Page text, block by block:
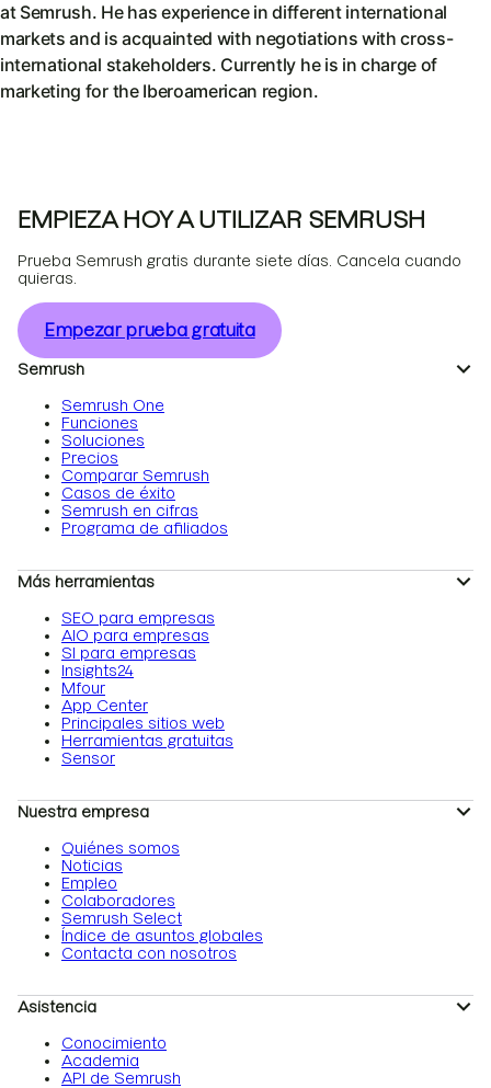
at Semrush. He has experience in different international
markets and is acquainted with negotiations with cross-
international stakeholders. Currently he is in charge of
marketing for the Iberoamerican region.
EMPIEZA HOY A UTILIZAR SEMRUSH
Prueba Semrush gratis durante siete días. Cancela cuando
quieras.
Empezar prueba gratuita
Semrush
Semrush One
Funciones
Soluciones
Precios
Comparar Semrush
Casos de éxito
Semrush en cifras
Programa de afiliados
Más herramientas
SEO para empresas
AIO para empresas
SI para empresas
Insights24
Mfour
App Center
Principales sitios web
Herramientas gratuitas
Sensor
Nuestra empresa
Quiénes somos
Noticias
Empleo
Colaboradores
Semrush Select
Índice de asuntos globales
Contacta con nosotros
Asistencia
Conocimiento
Academia
API de Semrush